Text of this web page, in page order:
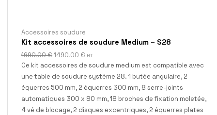
Accessoires soudure
Kit accessoires de soudure Medium – S28
1690,00€1490,00 € HT
Ce kit accessoires de soudure medium est compatible avec
une table de soudure système 28. 1 butée angulaire, 2
équerres 500 mm, 2 équerres 300 mm, 8 serre-joints
automatiques 300 x 80 mm, 18 broches de fixation moletée,
4 vé de blocage, 2 disques excentriques, 2 équerres plates